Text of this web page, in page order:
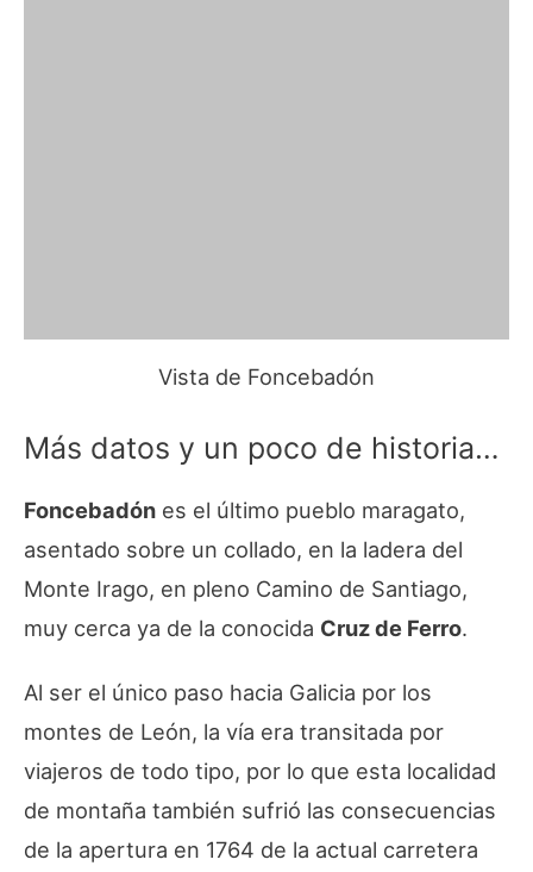
Vista de Foncebadón
Más datos y un poco de historia…
Foncebadón es el último pueblo maragato,
asentado sobre un collado, en la ladera del
Monte Irago, en pleno Camino de Santiago,
muy cerca ya de la conocida Cruz de Ferro.
Al ser el único paso hacia Galicia por los
montes de León, la vía era transitada por
viajeros de todo tipo, por lo que esta localidad
de montaña también sufrió las consecuencias
de la apertura en 1764 de la actual carretera